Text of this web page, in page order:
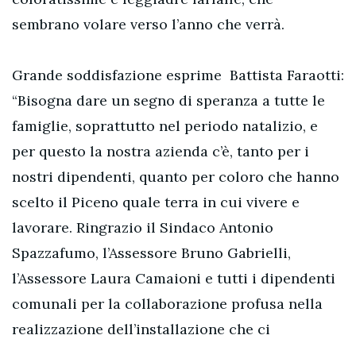
sembrano volare verso l’anno che verrà.
Grande soddisfazione esprime Battista Faraotti:
“Bisogna dare un segno di speranza a tutte le
famiglie, soprattutto nel periodo natalizio, e
per questo la nostra azienda c’è, tanto per i
nostri dipendenti, quanto per coloro che hanno
scelto il Piceno quale terra in cui vivere e
lavorare. Ringrazio il Sindaco Antonio
Spazzafumo, l’Assessore Bruno Gabrielli,
l’Assessore Laura Camaioni e tutti i dipendenti
comunali per la collaborazione profusa nella
realizzazione dell’installazione che ci